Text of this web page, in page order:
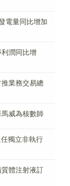
電量同比增加
潤同比增
業務交易總
威為核數師
獨立非執行
體注射液訂